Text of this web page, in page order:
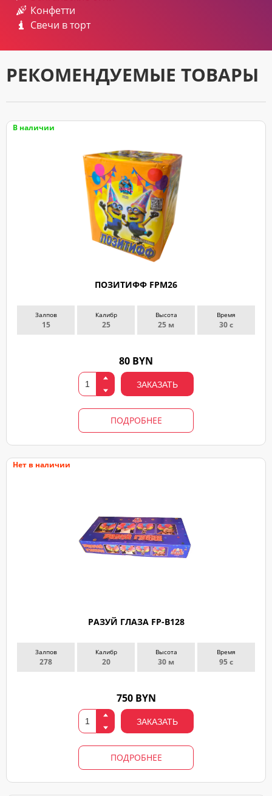
Конфетти
Свечи в торт
РЕКОМЕНДУЕМЫЕ ТОВАРЫ
В наличии
ПОЗИТИФФ FPM26
Залпов
15
Калибр
25
Высота
25 м
Время
30 с
80 BYN
ЗАКАЗАТЬ
ПОДРОБНЕЕ
Нет в наличии
РАЗУЙ ГЛАЗА FP-B128
Залпов
278
Калибр
20
Высота
30 м
Время
95 с
750 BYN
ЗАКАЗАТЬ
ПОДРОБНЕЕ